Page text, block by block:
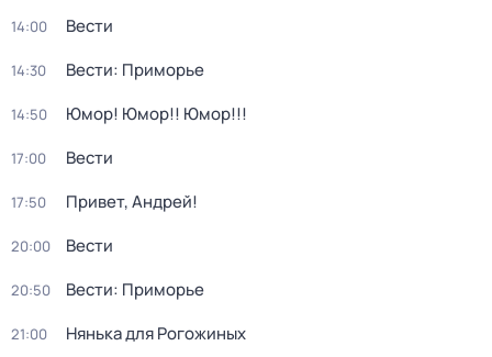
14:00 Вести
14:30 Вести: Приморье
14:50 Юмор! Юмор!! Юмор!!!
17:00 Вести
17:50 Привет, Андрей!
20:00 Вести
20:50 Вести: Приморье
21:00 Нянька для Рогожиных